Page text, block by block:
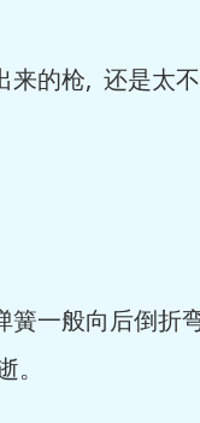
的枪, 还是太
一般向后倒折